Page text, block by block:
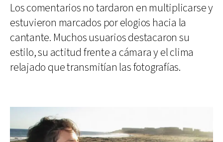
Los comentarios no tardaron en multiplicarse y
estuvieron marcados por elogios hacia la
cantante. Muchos usuarios destacaron su
estilo, su actitud frente a cámara y el clima
relajado que transmitían las fotografías.